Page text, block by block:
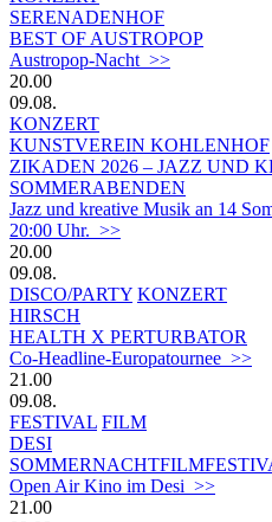
SERENADENHOF
BEST OF AUSTROPOP
Austropop-Nacht >>
20.00
09.08.
KONZERT
KUNSTVEREIN KOHLENHOF
ZIKADEN 2026 – JAZZ UND
SOMMERABENDEN
Jazz und kreative Musik an 14
20:00 Uhr. >>
20.00
09.08.
DISCO/PARTY KONZERT
HIRSCH
HEALTH X PERTURBATOR
Co-Headline-Europatournee >>
21.00
09.08.
FESTIVAL FILM
DESI
Open Air Kino im Desi >>
21.00